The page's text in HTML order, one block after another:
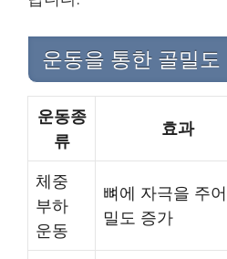
운동을 통한 골밀도
운동종
류
효과
체중
부하
운동
뼈에 자극을 주
밀도 증가